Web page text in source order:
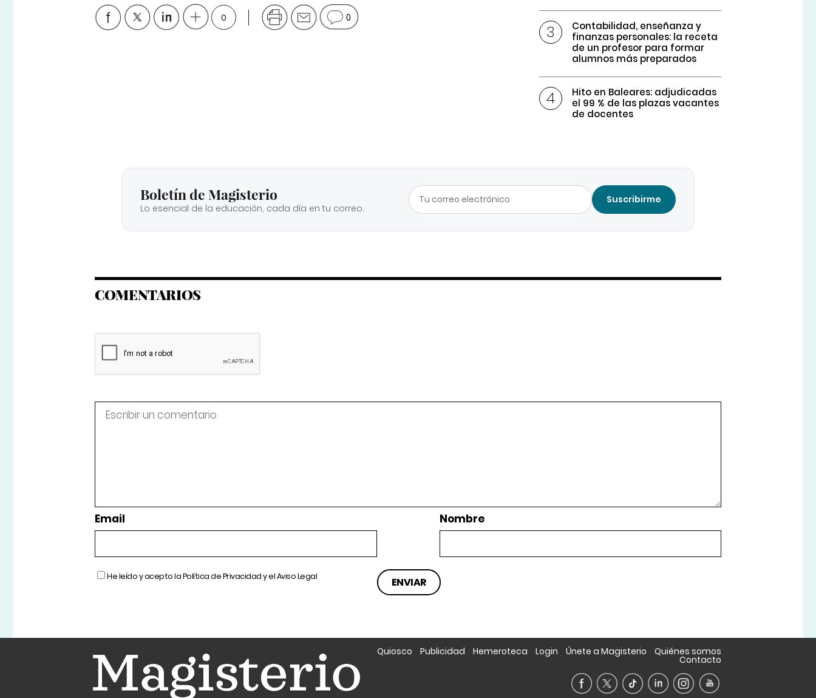
0 0
Contabilidad, enseñanza y
finanzas personales: la receta
de un profesor para formar
alumnos más preparados
Hito en Baleares: adjudicadas
el 99 % de las plazas vacantes
de docentes
Boletín de Magisterio
Lo esencial de la educación, cada día en tu correo.
Suscribirme
COMENTARIOS
Email Nombre
He leído y acepto laPolítica de Privacidady elAviso Legal
Quiosco Publicidad Hemeroteca Login Únete a Magisterio Quiénes somos
Contacto